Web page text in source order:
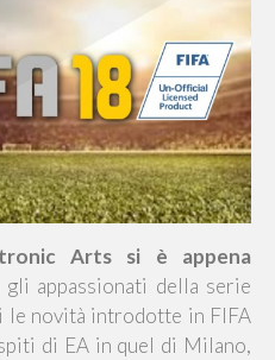
Arts si è appena
gli appassionati della serie
le novità introdotte in FIFA
di EAin quel di Milano,